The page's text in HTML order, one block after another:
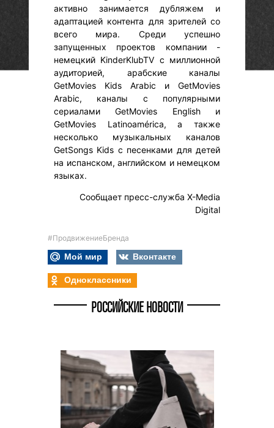
активно занимается дубляжем и
адаптацией контента для зрителей со
всего мира. Среди успешно
запущенных проектов компании -
немецкий KinderKlubTV с миллионной
аудиторией, арабские каналы
GetMovies Kids Arabic и GetMovies
Arabic, каналы с популярными
сериалами GetMovies English и
GetMovies Latinoamérica, а также
несколько музыкальных каналов
GetSongs Kids с песенками для детей
на испанском, английском и немецком
языках.
Сообщает пресс-служба X-Media
Digital
#ПродвижениеБренда
Мой мир
Вконтакте
Одноклассники
РОССИЙСКИЕ НОВОСТИ